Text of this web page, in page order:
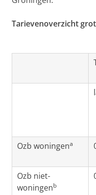
Tarievenoverzicht
Ozb woningena
Ozb niet-
woningenb